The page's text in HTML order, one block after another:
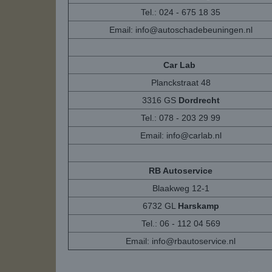
Tel.: 024 - 675 18 35
Email: info@autoschadebeuningen.nl
Car Lab
Planckstraat 48
3316 GS Dordrecht
Tel.: 078 - 203 29 99
Email: info@carlab.nl
RB Autoservice
Blaakweg 12-1
6732 GL Harskamp
Tel.: 06 - 112 04 569
Email: info@rbautoservice.nl